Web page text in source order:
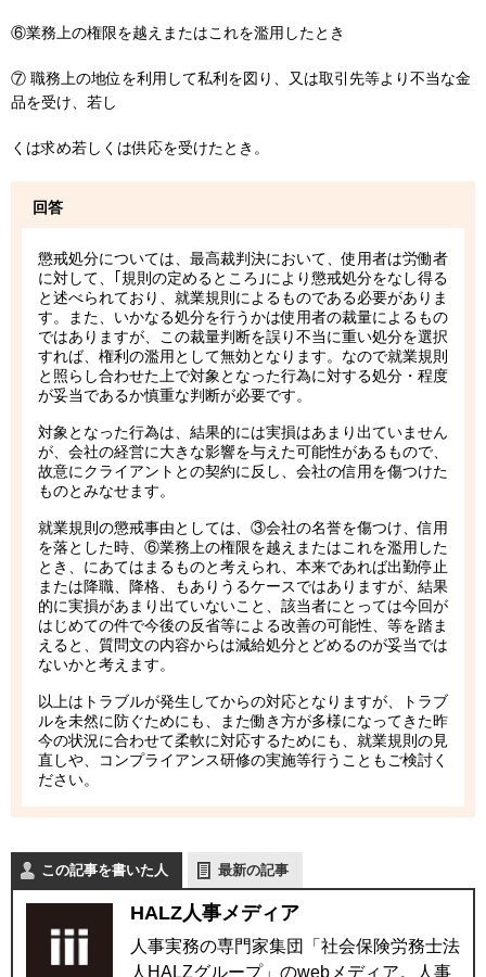
⑥業務上の権限を越えまたはこれを濫用したとき
⑦ 職務上の地位を利用して私利を図り、又は取引先等より不当な金
品を受け、若し
くは求め若しくは供応を受けたとき。
回答
懲戒処分については、最高裁判決において、使用者は労働者
に対して、｢規則の定めるところ｣により懲戒処分をなし得る
と述べられており、就業規則によるものである必要がありま
す。また、いかなる処分を行うかは使用者の裁量によるもの
ではありますが、この裁量判断を誤り不当に重い処分を選択
すれば、権利の濫用として無効となります。なので就業規則
と照らし合わせた上で対象となった行為に対する処分・程度
が妥当であるか慎重な判断が必要です。
対象となった行為は、結果的には実損はあまり出ていません
が、会社の経営に大きな影響を与えた可能性があるもので、
故意にクライアントとの契約に反し、会社の信用を傷つけた
ものとみなせます。
就業規則の懲戒事由としては、③会社の名誉を傷つけ、信用
を落とした時、⑥業務上の権限を越えまたはこれを濫用した
とき、にあてはまるものと考えられ、本来であれば出勤停止
または降職、降格、もありうるケースではありますが、結果
的に実損があまり出ていないこと、該当者にとっては今回が
はじめての件で今後の反省等による改善の可能性、等を踏ま
えると、質問文の内容からは減給処分とどめるのが妥当では
ないかと考えます。
以上はトラブルが発生してからの対応となりますが、トラブ
ルを未然に防ぐためにも、また働き方が多様になってきた昨
今の状況に合わせて柔軟に対応するためにも、就業規則の見
直しや、コンプライアンス研修の実施等行うこともご検討く
ださい。
この記事を書いた人 最新の記事
HALZ人事メディア
人事実務の専門家集団「社会保険労務士法
人HALZグループ」のwebメディア。人事